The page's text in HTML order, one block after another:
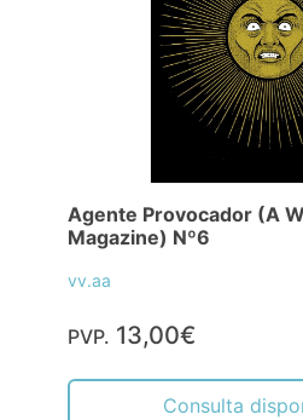
Agente Provocador (A
Magazine) Nº6
vv.aa
PVP. 13,00€
Consulta